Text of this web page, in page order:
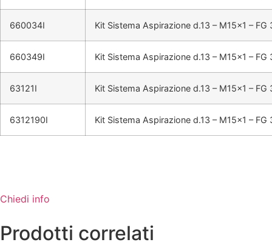
660034I Kit Sistema Aspirazione d.13 – M15x1 – FG
660349I Kit Sistema Aspirazione d.13 – M15x1 – FG
63121I Kit Sistema Aspirazione d.13 – M15x1 – FG
6312190I Kit Sistema Aspirazione d.13 – M15x1 – FG
Chiedi info
Prodotti correlati